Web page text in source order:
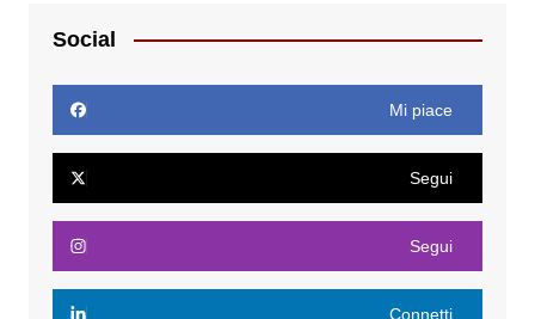
Social
Mi piace
Segui
Segui
Connetti